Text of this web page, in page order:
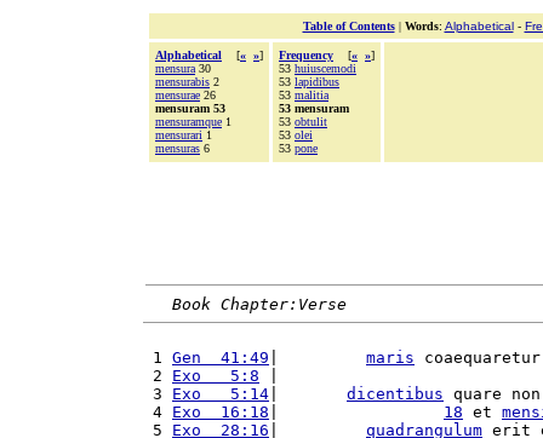
Table of Contents| Words: Alphabetical-
Alphabetical [« »]
mensura 30
mensurabis 2
mensurae 26
mensuram 53
mensuramque 1
mensurari 1
mensuras 6
Frequency [« »]
53 huiuscemodi
53 lapidibus
53 malitia
53 mensuram
53 obtulit
53 olei
53 pone
Book Chapter:Verse
1 Gen  41:49 maris
2 Exo   5:8
3 Exo   5:14 dicentibus quare
4 Exo  16:18 18 et
5 Exo  28:16 quadrangulum erit